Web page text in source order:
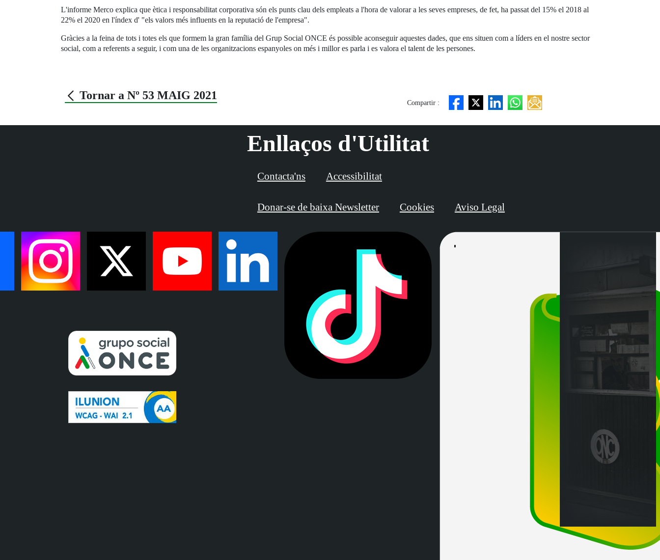
L'informe Merco explica que ètica i responsabilitat corporativa són els punts clau dels empleats a l'hora de valorar a les seves empreses, de fet, ha passat del 15% el 2018 al
22% el 2020 en l'índex d' "els valors més influents en la reputació de l'empresa".
Gràcies a la feina de tots i totes els que formem la gran família del Grup Social ONCE és possible aconseguir aquestes dades, que ens situen com a líders en el nostre sector
social, com a referents a seguir, i com una de les organitzacions espanyoles on més i millor es parla i es valora el talent de les persones.
Tornar a Nº 53 MAIG 2021
Compartir :
Enllaços d'Utilitat
Contacta'ns Accessibilitat
Donar-se de baixa Newsletter Cookies Aviso Legal